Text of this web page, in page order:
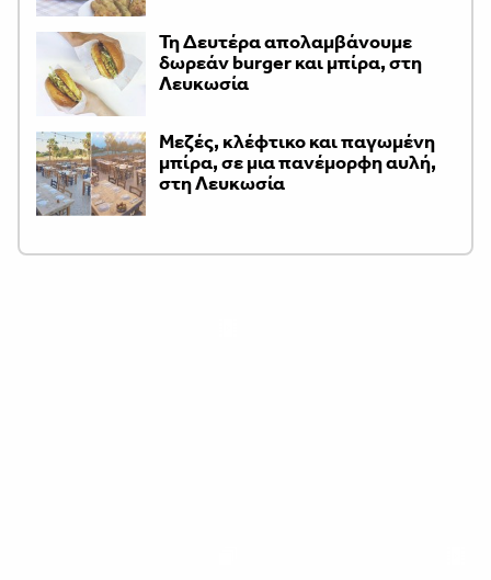
Τη Δευτέρα απολαμβάνουμε
δωρεάν burger και μπίρα, στη
Λευκωσία
Μεζές, κλέφτικο και παγωμένη
μπίρα, σε μια πανέμορφη αυλή,
στη Λευκωσία